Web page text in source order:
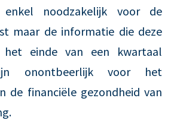
noodzakelijk voor de
maar de informatie die deze
einde van een kwartaal
onontbeerlijk voor het
de financiële gezondheid van